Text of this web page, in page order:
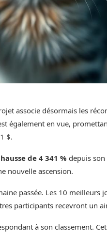
associe désormais les
également en vue,
$.
de 4 341 % depuis
nouvelle ascension.
passée. Les 10 meilleurs
participants recevront un
à son classement.